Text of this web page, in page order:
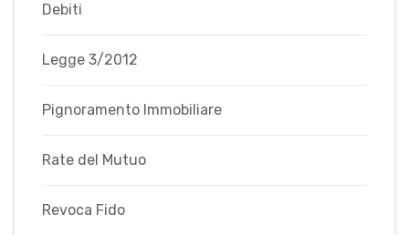
Debiti
Legge 3/2012
Pignoramento Immobiliare
Rate del Mutuo
Revoca Fido